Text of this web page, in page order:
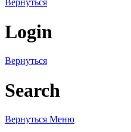
Вернуться
Login
Вернуться
Search
Вернуться Меню